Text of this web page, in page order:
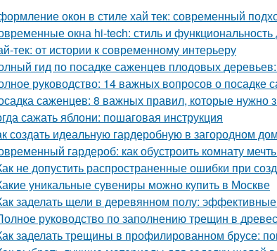
окон в стиле хай тек: современный
окна hi-tech: стиль и функциональность
тек: от истории к современному интерьеру
гид по посадке саженцев плодовых
руководство: 14 важных вопросов о посадке
саженцев: 8 важных правил, которые нужно
сажать яблони: пошаговая инструкция
создать идеальную гардеробную в загородном
гардероб: как обустроить комнату
не допустить распространенные ошибки при
уникальные сувениры можно купить в Москве
заделать щели в деревянном полу:
руководство по заполнению трещин в
заделать трещины в профилированном брусе: